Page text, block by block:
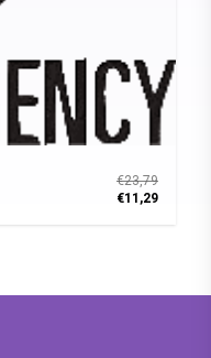
€23,79
€11,29